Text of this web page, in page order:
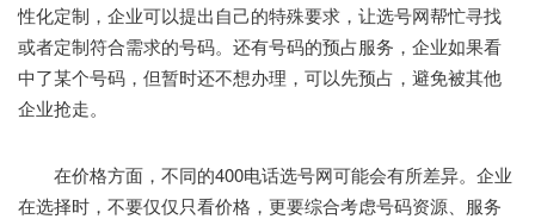
性化定制，企业可以提出自己的特殊要求，让选号网帮忙寻找
或者定制符合需求的号码。还有号码的预占服务，企业如果看
中了某个号码，但暂时还不想办理，可以先预占，避免被其他
企业抢走。
在价格方面，不同的400电话选号网可能会有所差异。企业
在选择时，不要仅仅只看价格，更要综合考虑号码资源、服务